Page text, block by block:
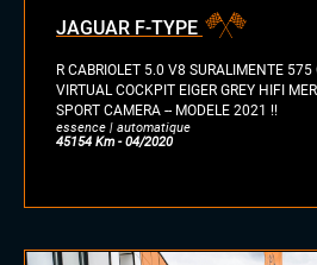
électrique
GPL
autre
JAGUAR F-TYPE
R CABRIOLET 5.0 V8 SURALIMENTE
VIRTUAL COCKPIT EIGER GREY HIFI
SPORT CAMERA -- MODELE 2021 !!
essence | automatique
45154 Km - 04/2020